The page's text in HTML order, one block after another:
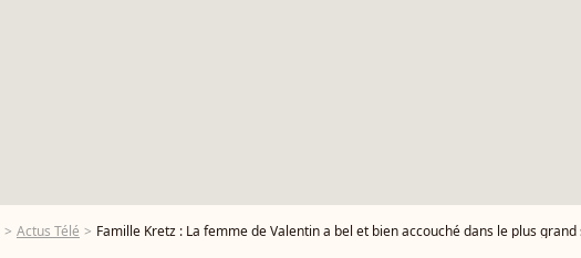
Actus Télé Famille Kretz : La femme de Valentin a bel et bien accouché dans le plus